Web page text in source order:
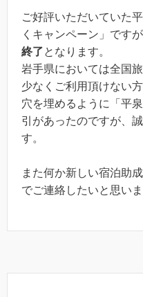
ご好評いただいていた
くキャンペーン」ですが
終了となります。
岩手県においては全国
少なくご利用頂けない
穴を埋めるように「平
引があったのですが、
す。
また何か新しい宿泊助
でご連絡したいと思いま